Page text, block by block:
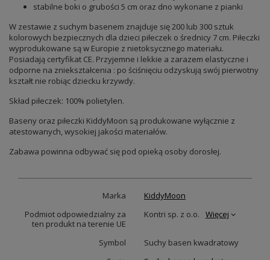
stabilne boki o grubości 5 cm oraz dno wykonane z pianki
W zestawie z suchym basenem znajduje się 200 lub 300 sztuk
kolorowych bezpiecznych dla dzieci piłeczek o średnicy 7 cm. Piłeczki
wyprodukowane są w Europie z nietoksycznego materiału.
Posiadają certyfikat CE. Przyjemne i lekkie a zarazem elastyczne i
odporne na zniekształcenia : po ściśnięciu odzyskują swój pierwotny
kształt nie robiąc dziecku krzywdy.
Skład piłeczek: 100% polietylen.
Baseny oraz piłeczki KiddyMoon są produkowane wyłącznie z
atestowanych, wysokiej jakości materiałów.
Zabawa powinna odbywać się pod opieką osoby dorosłej.
Marka
KiddyMoon
Podmiot odpowiedzialny za
ten produkt na terenie UE
Kontri sp. z o.o. Więcej
Symbol
Suchy basen kwadratowy